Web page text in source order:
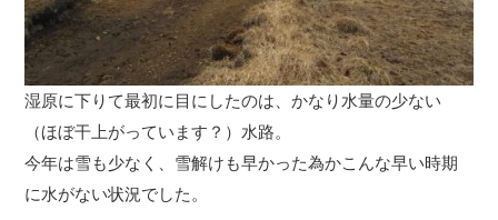
湿原に下りて最初に目にしたのは、かなり水量の少ない
（ほぼ干上がっています？）水路。
今年は雪も少なく、雪解けも早かった為かこんな早い時期
に水がない状況でした。